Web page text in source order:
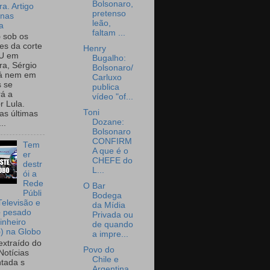
Artigo
sob os
da corte
em
Sérgio
nem em
se
a
Lula.
últimas
Tem
er
destr
ói a
Rede
Públi
e
pesado
na Globo
do
s
Bolsonaro,
pretenso
leão,
faltam ...
Henry
Bugalho:
Bolsonaro/
Carluxo
publica
vídeo "of...
Toni
Dozane:
Bolsonaro
CONFIRM
A que é o
CHEFE do
L...
O Bar
Bodega
da Mídia
Privada ou
de quando
a impre...
Povo do
Chile e